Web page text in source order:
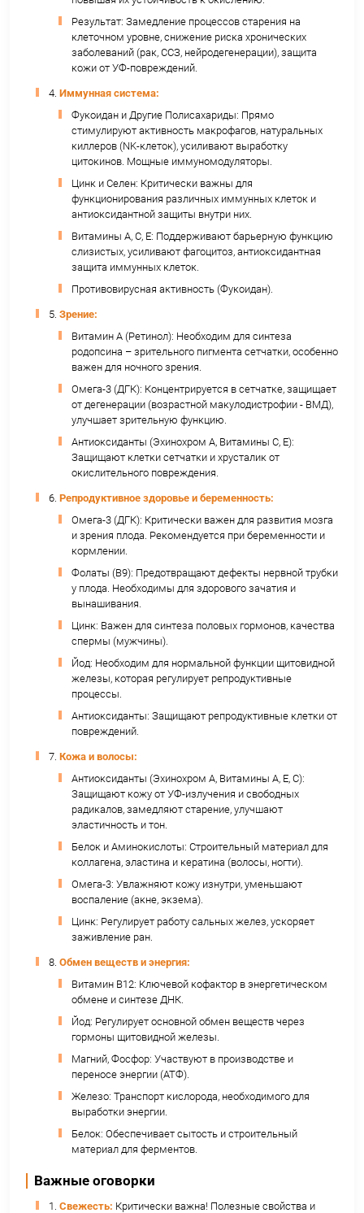
1.Мозг и нервная система:
Омега-3 (ДГК): Критически важный
компонент мембран нейронов. Улучшает
(болезнь Альцгеймера), обладает
эффектом.
Витамин B12: Необходим для здоровья
(миелинизация), предотвращает
расстройства.
Эхинохром А и Антиоксиданты: Защищают
клетки от окислительного стресса.
Фосфолипиды: Улучшают передачу нервных
2.Сердечно-сосудистая система:
Омега-3 (ЭПК/ДГК): Снижают уровень
улучшают эндотелиальную функцию,
аритмий и тромбозов, умеренно понижают
артериальное давление.
Антиоксиданты (Эхинохром А, Витамины E,
предотвращая атеросклероз.
Фукоидан: Умеренное антикоагулянтное
противовоспалительное действие на сосуды.
Калий и Магний: Способствуют регуляции
артериального давления.
3.Антиоксидантная и антивозрастная Защита:
Эхинохром А: Один из самых мощных
природных антиоксидантов – основа
Витамины A, E, C, Селен, Марганец:
синергично, нейтрализуя свободные
разных средах организма.
повышая их устойчивость к окислению.
Результат: Замедление процессов старения
заболеваний (рак, ССЗ, нейродегенерации),
4.Иммунная система:
Фукоидан и Другие Полисахариды: Прямо
киллеров (NK-клеток), усиливают выработку
цитокинов. Мощные иммуномодуляторы.
Цинк и Селен: Критически важны для
функционирования различных иммунных
антиоксидантной защиты внутри них.
Витамины A, C, E: Поддерживают
слизистых, усиливают фагоцитоз,
защита иммунных клеток.
Противовирусная активность (Фукоидан).
5.Зрение:
Витамин A (Ретинол): Необходим для синтеза